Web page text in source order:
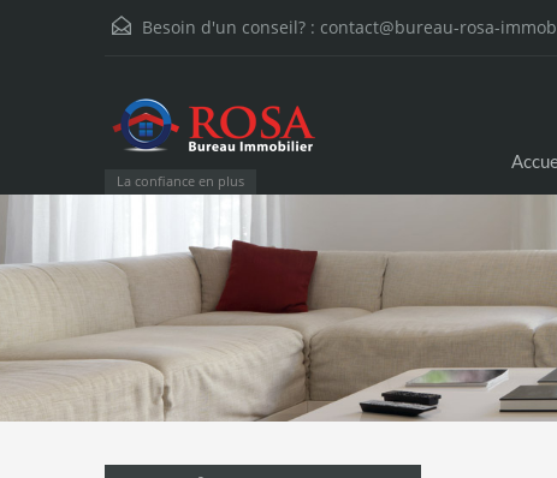
Besoin d'un conseil? : contact@bureau-rosa-
La confiance en plus